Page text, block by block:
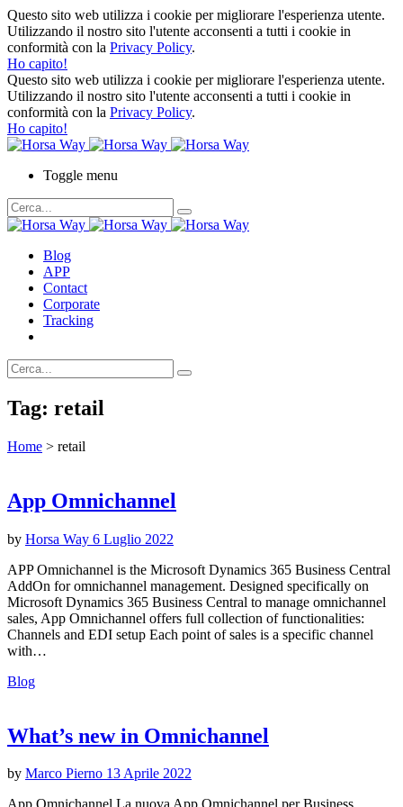
Questo sito web utilizza i cookie per migliorare l'esperienza utente.
Utilizzando il nostro sito l'utente acconsenti a tutti i cookie in
conformità con la Privacy Policy.
Ho capito!
Questo sito web utilizza i cookie per migliorare l'esperienza utente.
Utilizzando il nostro sito l'utente acconsenti a tutti i cookie in
conformità con la Privacy Policy.
Ho capito!
Toggle menu
Blog
APP
Contact
Corporate
Tracking
Tag: retail
Home > retail
App Omnichannel
by Horsa Way 6 Luglio 2022
APP Omnichannel is the Microsoft Dynamics 365 Business Central
AddOn for omnichannel management. Designed specifically on
Microsoft Dynamics 365 Business Central to manage omnichannel
sales, App Omnichannel offers full collection of functionalities:
Channels and EDI setup Each point of sales is a specific channel
with…
Blog
What’s new in Omnichannel
by Marco Pierno 13 Aprile 2022